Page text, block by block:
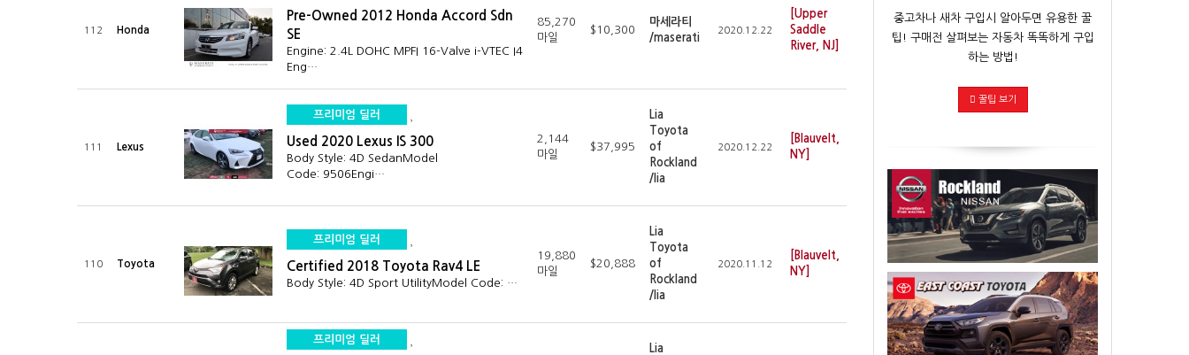
112 Honda
Pre-Owned 2012 Honda Accord Sdn
SE
Engine: 2.4L DOHC MPFI 16-Valve i-VTEC I4
Eng…
85,270
마일
$10,300
마세라티
/maserati
2020.12.22
[Upper
Saddle
River, NJ]
111 Lexus
프리미엄 딜러
Used 2020 Lexus IS 300
Body Style: 4D SedanModel
Code: 9506Engi…
2,144
마일
$37,995
Lia
Toyota
of
Rockland
/lia
2020.12.22
[Blauvelt,
NY]
110 Toyota
프리미엄 딜러
Certified 2018 Toyota Rav4 LE
Body Style: 4D Sport UtilityModel Code: …
19,880
마일
$20,888
Lia
Toyota
of
Rockland
/lia
2020.11.12
[Blauvelt,
NY]
프리미엄 딜러
Lia
중고차나 새차 구입시 알아두면 유용한 꿀
팁! 구매전 살펴보는 자동차 똑똑하게 구입
하는 방법!
꿀팁 보기